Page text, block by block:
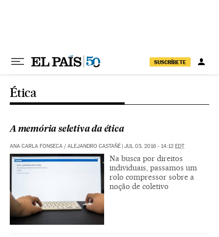
SUSCRÍBETE
Ética
A memória seletiva da ética
ANA CARLA FONSECA / ALEJANDRO CASTAÑÉ | JUL 03, 2016 - 14:12 EDT
Na busca por direitos
individuais, passamos um
rolo compressor sobre a
noção de coletivo